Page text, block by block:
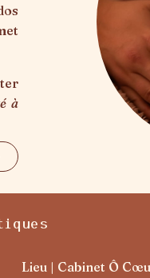
à
Lieu | Cabinet Ô